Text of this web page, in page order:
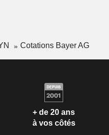
Cotations Bayer AG
+ de 20 ans
à vos côtés